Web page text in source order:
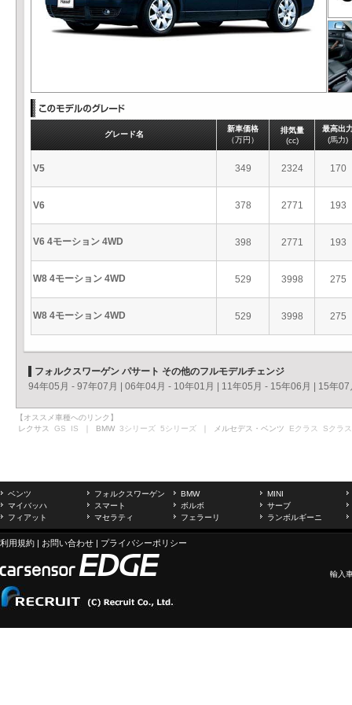
グレード名
新車価格
（万円）
排気量
(cc)
最高出
(馬力)
V5 349 2324 170
V6 378 2771 193
V6 4モーション 4WD 398 2771 193
W8 4モーション 4WD 529 3998 275
W8 4モーション 4WD 529 3998 275
フォルクスワーゲン パサート その他のフルモデルチェンジ
94年05月 - 97年07月
06年04月 - 10年01月 11年05月 - 15年06月 15年07
【オススメ車種へのリンク】
レクサス GS IS ｜ BMW 3シリーズ 5シリーズ ｜ メルセデス・ベンツ Eクラス Sクラス
ベンツ フォルクスワーゲン BMW
MINI
マイバッハ
スマート ボルボ
サーブ
フィアット
マセラティ フェラーリ ランボルギーニ
利用規約 | お問い合わせ | プライバシーポリシー
輸入